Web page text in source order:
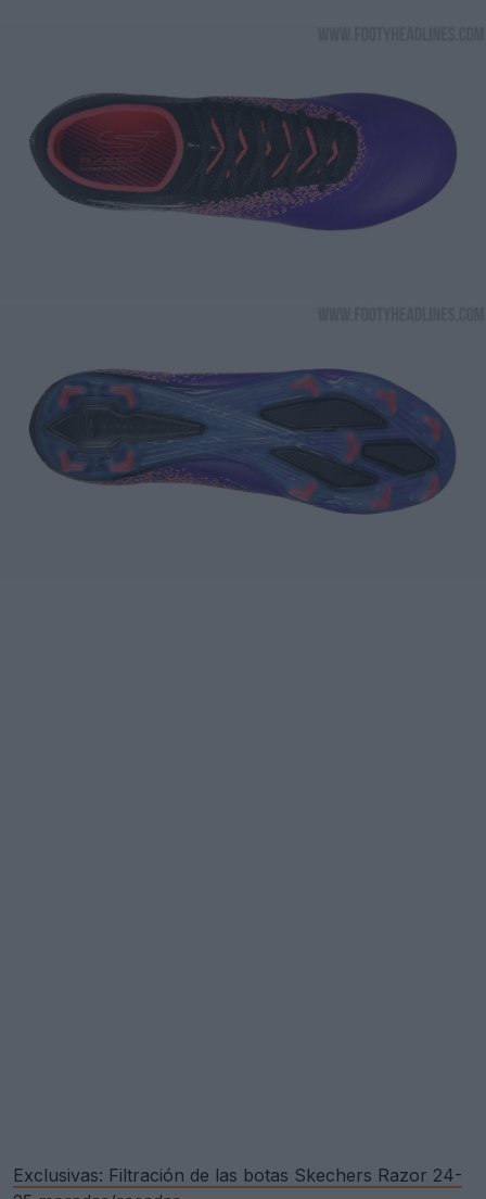
Exclusivas: Filtración de las botas Skechers Razor 24-